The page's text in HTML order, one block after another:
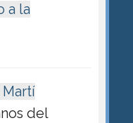
a la
del